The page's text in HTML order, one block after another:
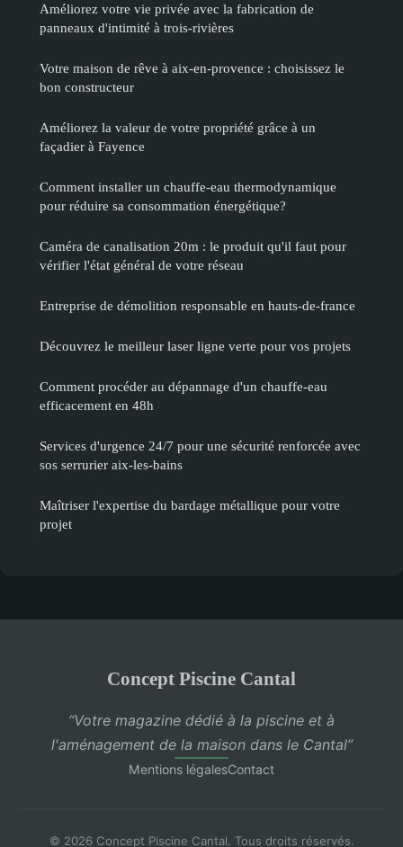
Améliorez votre vie privée avec la fabrication de
panneaux d'intimité à trois-rivières
Votre maison de rêve à aix-en-provence : choisissez le
bon constructeur
Améliorez la valeur de votre propriété grâce à un
façadier à Fayence
Comment installer un chauffe-eau thermodynamique
pour réduire sa consommation énergétique?
Caméra de canalisation 20m : le produit qu'il faut pour
vérifier l'état général de votre réseau
Entreprise de démolition responsable en hauts-de-france
Découvrez le meilleur laser ligne verte pour vos projets
Comment procéder au dépannage d'un chauffe-eau
efficacement en 48h
Services d'urgence 24/7 pour une sécurité renforcée avec
sos serrurier aix-les-bains
Maîtriser l'expertise du bardage métallique pour votre
projet
Concept Piscine Cantal
“Votre magazine dédié à la piscine et à
l'aménagement de la maison dans le Cantal”
Mentions légalesContact
© 2026 Concept Piscine Cantal. Tous droits réservés.